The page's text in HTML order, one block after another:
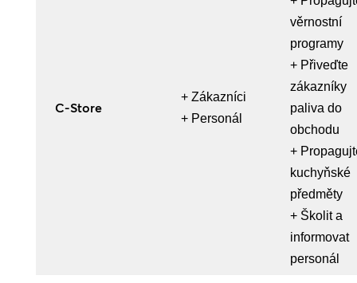
C-Store
+ Zákazníci
+ Personál
věrnostní
programy
+ Přiveďte
zákazníky
paliva do
obchodu
+
kuchyňské
předměty
+ Školit a
informovat
personál